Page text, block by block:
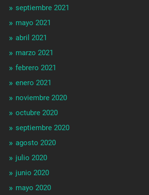
septiembre 2021
mayo 2021
abril 2021
marzo 2021
febrero 2021
enero 2021
noviembre 2020
octubre 2020
septiembre 2020
agosto 2020
julio 2020
junio 2020
mayo 2020